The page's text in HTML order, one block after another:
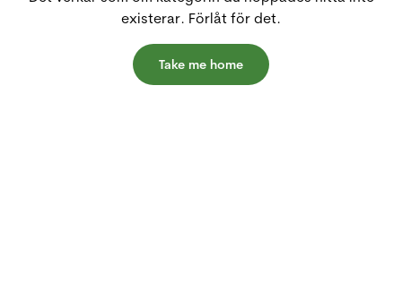
existerar. Förlåt för det.
Take me home